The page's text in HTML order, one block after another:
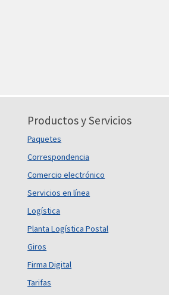
Productos y Servicios
Paquetes
Correspondencia
Comercio electrónico
Servicios en línea
Logística
Planta Logística Postal
Giros
Firma Digital
Tarifas